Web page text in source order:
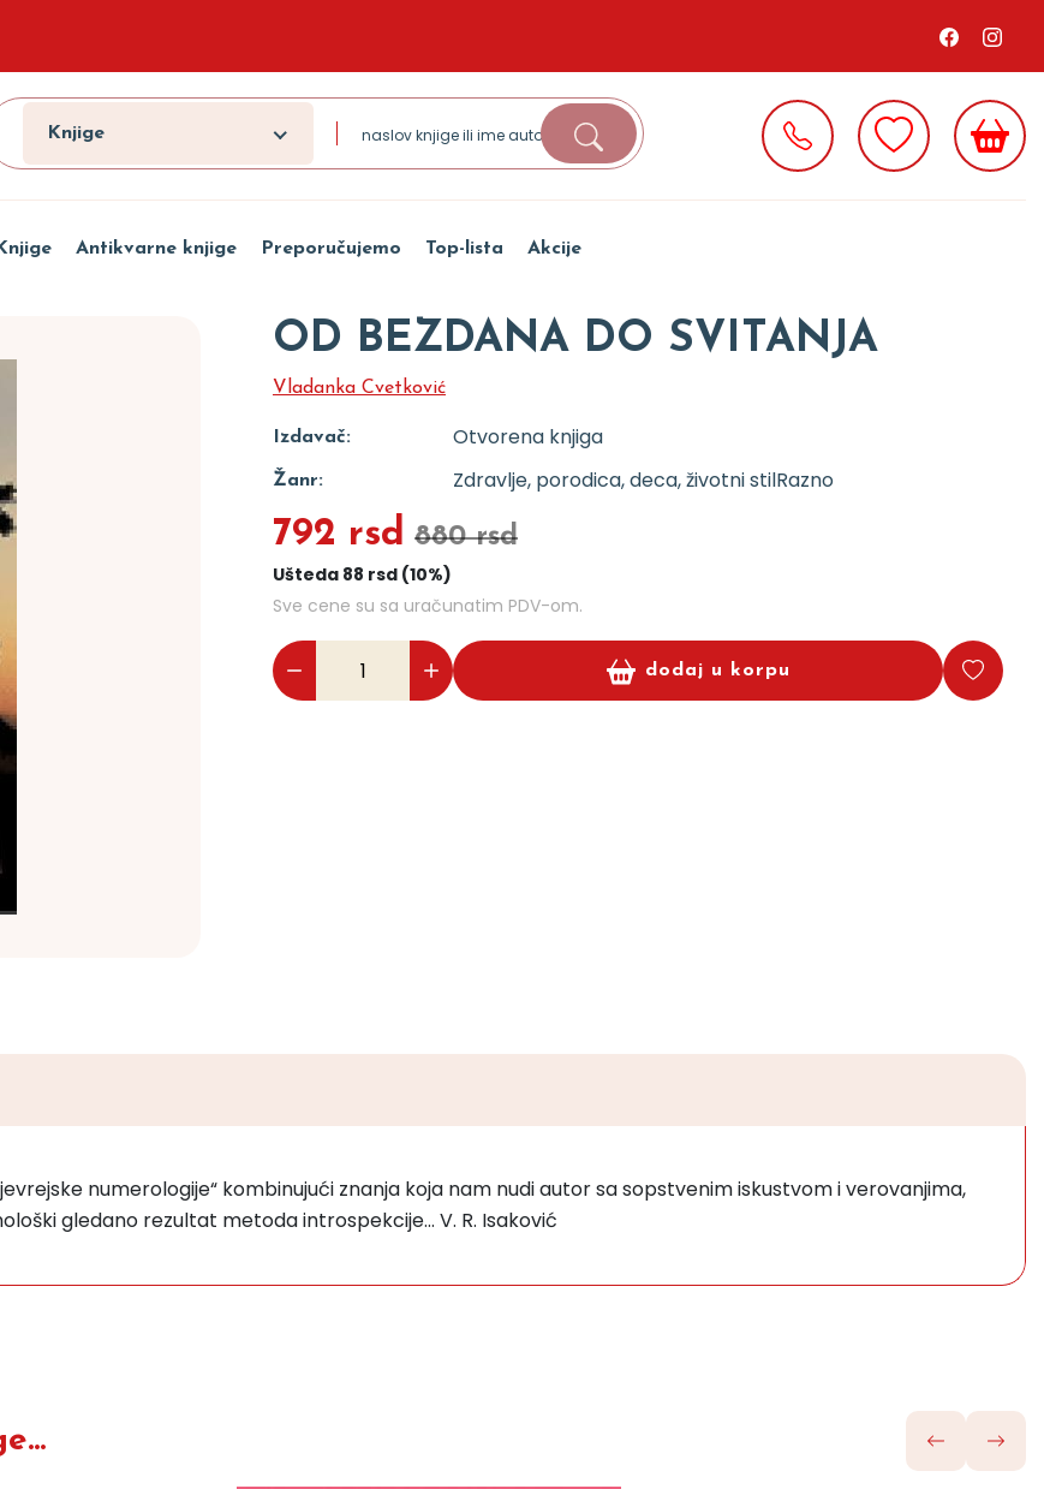
Knjige
Knjige Antikvarne knjige Preporučujemo Top-lista Akcije
OD BEZDANA DO SVITANJA
Vladanka Cvetković
Izdavač: Otvorena knjiga
Žanr: Zdravlje, porodica, deca, životni stilRazno
792 rsd 880 rsd
Ušteda 88 rsd (10%)
Sve cene su sa uračunatim PDV-om.
dodaj u korpu
numerologije“ kombinujući znanja koja nam nudi autor sa sopstvenim iskustvom i verovanjima,
gledano rezultat metoda introspekcije... V. R. Isaković